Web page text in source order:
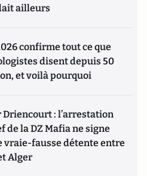
ailleurs
confirme tout ce que
disent depuis 50
et voilà pourquoi
Driencourt : l’arrestation
de la DZ Mafia ne signe
vraie-fausse détente entre
Alger